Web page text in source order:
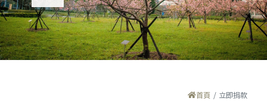
首頁 立即捐款